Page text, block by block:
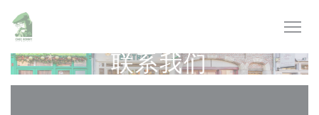
Cookie管理面板
联系我们